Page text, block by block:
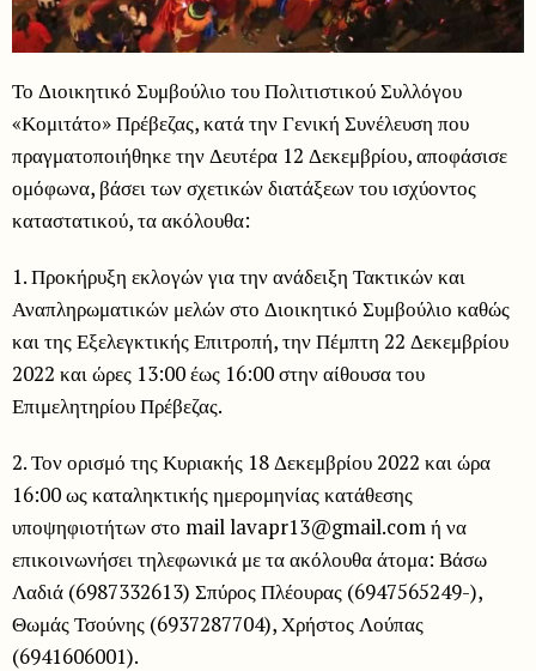
Το Διοικητικό Συμβούλιο του Πολιτιστικού Συλλόγου
«Κομιτάτο» Πρέβεζας, κατά την Γενική Συνέλευση που
πραγματοποιήθηκε την Δευτέρα 12 Δεκεμβρίου, αποφάσισε
ομόφωνα, βάσει των σχετικών διατάξεων του ισχύοντος
καταστατικού, τα ακόλουθα:
1. Προκήρυξη εκλογών για την ανάδειξη Τακτικών και
Αναπληρωματικών μελών στο Διοικητικό Συμβούλιο καθώς
και της Εξελεγκτικής Επιτροπή, την Πέμπτη 22 Δεκεμβρίου
2022 και ώρες 13:00 έως 16:00 στην αίθουσα του
Επιμελητηρίου Πρέβεζας.
2. Τον ορισμό της Κυριακής 18 Δεκεμβρίου 2022 και ώρα
16:00 ως καταληκτικής ημερομηνίας κατάθεσης
υποψηφιοτήτων στο mail lavapr13@gmail.com ή να
επικοινωνήσει τηλεφωνικά με τα ακόλουθα άτομα: Βάσω
Λαδιά (6987332613) Σπύρος Πλέουρας (6947565249-),
Θωμάς Τσούνης (6937287704), Χρήστος Λούπας
(6941606001).